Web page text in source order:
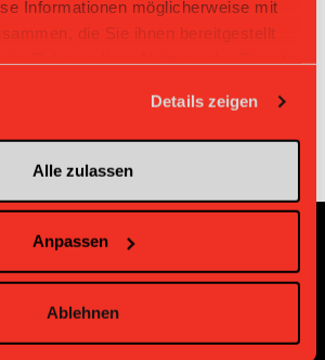
Informationen möglicherweise mit
die Sie ihnen bereitgestellt
Details zeigen
Alle zulassen
Anpassen
Ablehnen
Nürensdorf IV Egg III
Pfannenstiel Egg III
Bassersdorf
3:9
und Partner